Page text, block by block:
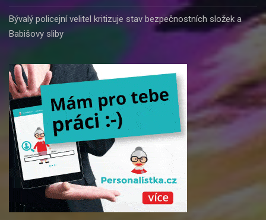
Bývalý policejní velitel kritizuje stav bezpečnostních složek a
Babišovy sliby